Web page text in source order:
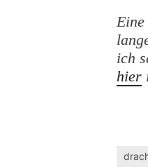
ich
hier